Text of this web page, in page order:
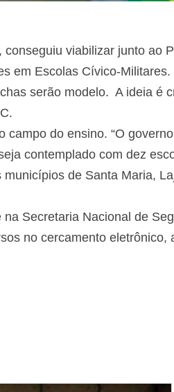
viabilizar junto ao
em Escolas Cívico-
serão modelo. A ideia é
do ensino. “O
contemplado com dez
de Santa Maria,
Secretaria Nacional de
no cercamento eletrônico,